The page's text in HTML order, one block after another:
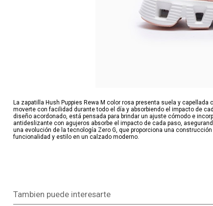
La zapatilla Hush Puppies Rewa M color rosa presenta suela y
moverte con facilidad durante todo el día y absorbiendo el impacto de
diseño acordonado, está pensada para brindar un ajuste cómodo e
antideslizante con agujeros absorbe el impacto de cada paso,
una evolución de la tecnología Zero G, que proporciona una
funcionalidad y estilo en un calzado moderno.
Tambien puede interesarte